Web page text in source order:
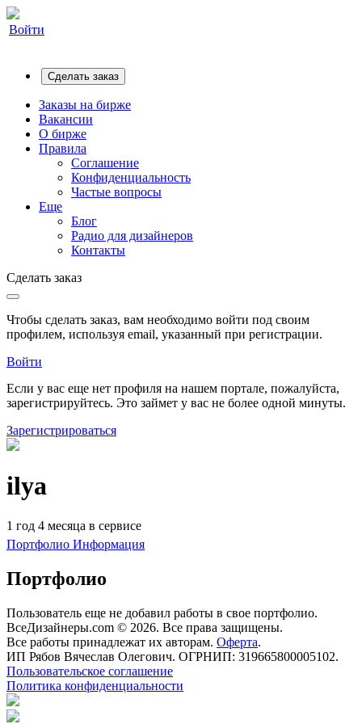
Войти
Сделать заказ
Заказы на бирже
Вакансии
О бирже
Правила
Соглашение
Конфиденциальность
Частые вопросы
Еще
Блог
Радио для дизайнеров
Контакты
Сделать заказ
Чтобы сделать заказ, вам необходимо войти под своим
профилем, используя email, указанный при регистрации.
Войти
Если у вас еще нет профиля на нашем портале, пожалуйста,
зарегистрируйтесь. Это займет у вас не более одной минуты.
Зарегистрироваться
ilya
1 год 4 месяца в сервисе
Портфолио Информация
Портфолио
Пользователь еще не добавил работы в свое портфолио.
ВсеДизайнеры.com © 2026. Все права защищены.
Все работы принадлежат их авторам. Оферта.
ИП Рябов Вячеслав Олегович. ОГРНИП: 319665800005102.
Пользовательское соглашение
Политика конфиденциальности